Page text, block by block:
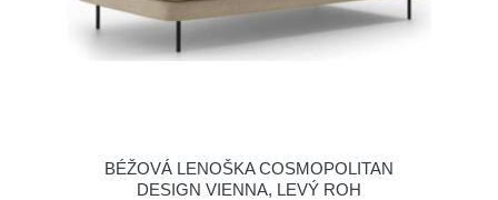
BÉŽOVÁ LENOŠKA COSMOPOLITAN
DESIGN VIENNA, LEVÝ ROH